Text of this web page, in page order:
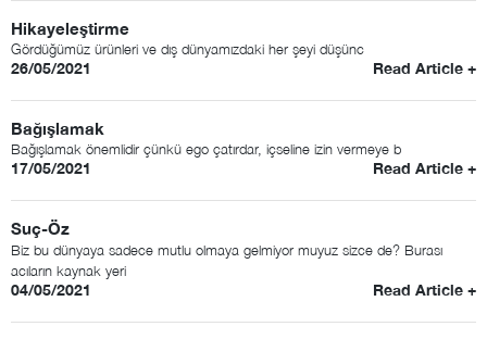
Hikayeleştirme
Gördüğümüz ürünleri ve dış dünyamızdaki her şeyi düşünc
26/05/2021 Read Article +
Bağışlamak
Bağışlamak önemlidir çünkü ego çatırdar, içseline izin vermeye b
17/05/2021 Read Article +
Suç-Öz
Biz bu dünyaya sadece mutlu olmaya gelmiyor muyuz sizce de? Burası
acıların kaynak yeri
04/05/2021 Read Article +